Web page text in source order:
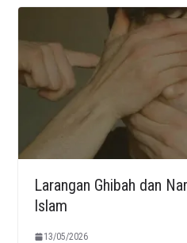
Larangan Ghibah dan
Islam
13/05/2026